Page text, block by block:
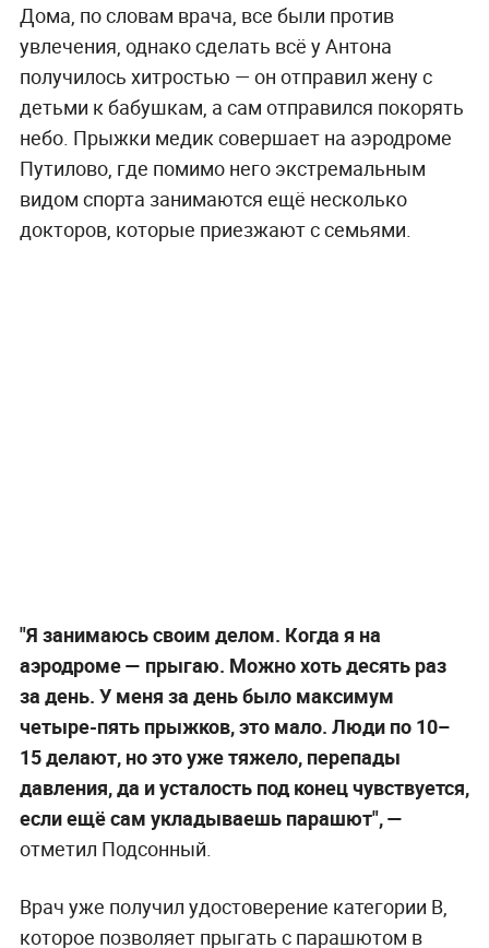
Дома, по словам врача, все были против
увлечения, однако сделать всё у Антона
получилось хитростью — он отправил жену с
детьми к бабушкам, а сам отправился покорять
небо. Прыжки медик совершает на аэродроме
Путилово, где помимо него экстремальным
видом спорта занимаются ещё несколько
докторов, которые приезжают с семьями.
"Я занимаюсь своим делом. Когда я на
аэродроме — прыгаю. Можно хоть десять раз
за день. У меня за день было максимум
четыре-пять прыжков, это мало. Люди по 10–
15 делают, но это уже тяжело, перепады
давления, да и усталость под конец чувствуется,
если ещё сам укладываешь парашют", —
отметил Подсонный.
Врач уже получил удостоверение категории В,
которое позволяет прыгать с парашютом в